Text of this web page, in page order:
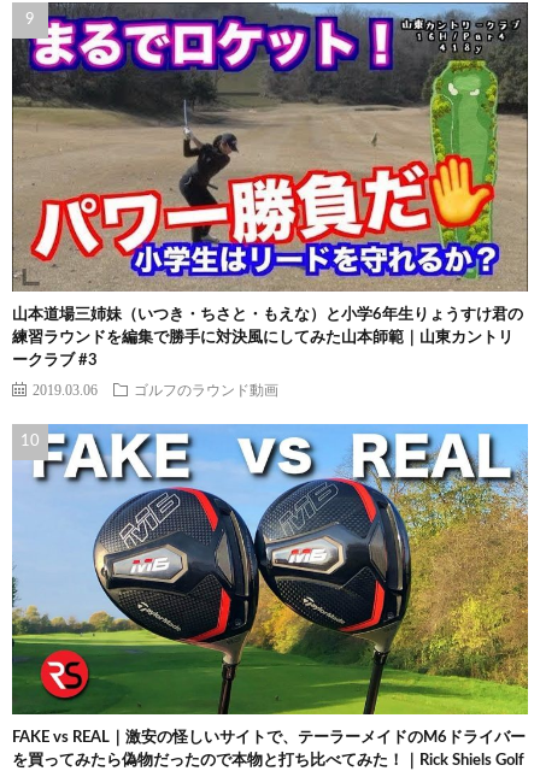
山本道場三姉妹（いつき・ちさと・もえな）と小学6年生りょうすけ君の
練習ラウンドを編集で勝手に対決風にしてみた山本師範｜山東カントリ
ークラブ #3
2019.03.06 ゴルフのラウンド動画
FAKE vs REAL｜激安の怪しいサイトで、テーラーメイドのM6ドライバー
を買ってみたら偽物だったので本物と打ち比べてみた！｜Rick Shiels Golf